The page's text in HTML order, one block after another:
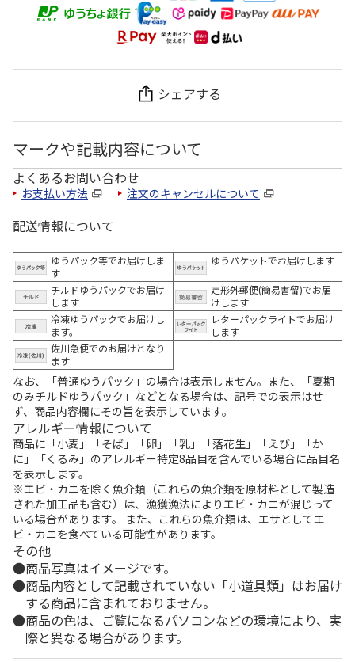
シェアする
マークや記載内容について
よくあるお問い合わせ
お支払い方法 注文のキャンセルについて
配送情報について
ゆうパック等でお届けしま
す
ゆうパケットでお届けします
チルドゆうパックでお届け
します
定形外郵便(簡易書留)でお届
けします
冷凍ゆうパックでお届けし
ます。
レターパックライトでお届け
します
佐川急便でのお届けとなり
ます
なお、「普通ゆうパック」の場合は表示しません。また、「夏期
のみチルドゆうパック」などとなる場合は、記号での表示はせ
ず、商品内容欄にその旨を表示しています。
アレルギー情報について
商品に「小麦」「そば」「卵」「乳」「落花生」「えび」「か
に」「くるみ」のアレルギー特定8品目を含んでいる場合に品目名
を表示します。
※エビ・カニを除く魚介類（これらの魚介類を原材料として製造
された加工品も含む）は、漁獲漁法によりエビ・カニが混じって
いる場合があります。 また、これらの魚介類は、エサとしてエ
ビ・カニを食べている可能性があります。
その他
商品写真はイメージです。
商品内容として記載されていない「小道具類」はお届け
する商品に含まれておりません。
商品の色は、ご覧になるパソコンなどの環境により、実
際と異なる場合があります。